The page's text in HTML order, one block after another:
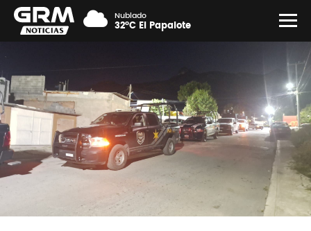
Nublado
32°C El Papalote